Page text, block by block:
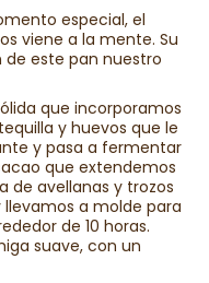
especial, el
viene a la mente. Su
de este pan nuestro
que incorporamos
y huevos que le
y pasa a fermentar
que extendemos
de avellanas y trozos
llevamos a molde para
de 10 horas.
suave, con un